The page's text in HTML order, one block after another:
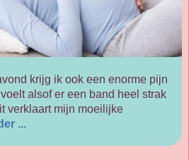
krijg ik ook een enorme pijn
alsof er een band heel strak
verklaart mijn moeilijke
...